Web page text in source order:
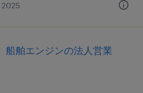
船舶エンジンの法人営業